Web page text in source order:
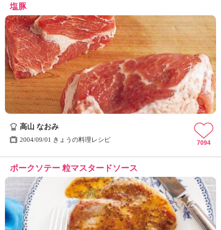
塩豚
高山 なおみ
2004/09/01 きょうの料理レシピ 7094
ポークソテー 粒マスタードソース